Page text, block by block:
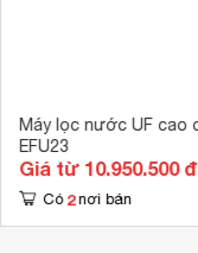
Máy lọc nước UF cao
EFU23
Giá từ 10.950.500 đ
Có 2 nơi bán